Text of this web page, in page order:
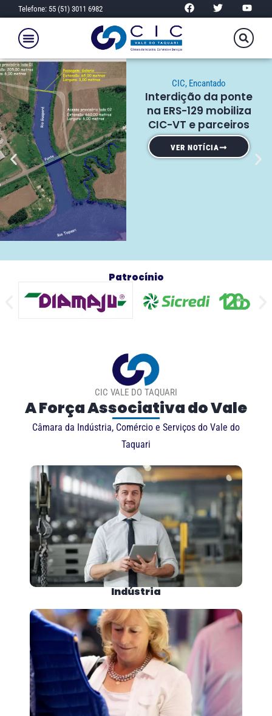
Telefone: 55 (51) 3011 6982
CIC, Encantado
Interdição da ponte
na ERS-129 mobiliza
CIC-VT e parceiros
VER NOTÍCIA
Patrocínio
CIC VALE DO TAQUARI
A Força Associativa do Vale
Câmara da Indústria, Comércio e Serviços do Vale do
Taquari
Indústria